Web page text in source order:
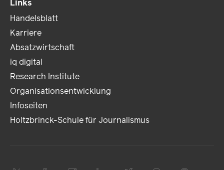
Links
Handelsblatt
Karriere
Absatzwirtschaft
iq digital
Research Institute
Organisationsentwicklung
Infoseiten
Holtzbrinck-Schule für Journalismus